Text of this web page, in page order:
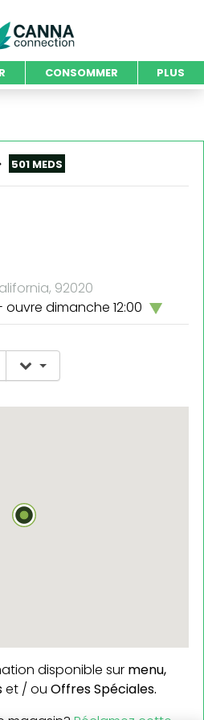
CONSOMMER PLUS
501 MEDS
92020
ouvre dimanche 12:00
disponible sur menu,
et / ou Offres Spéciales.